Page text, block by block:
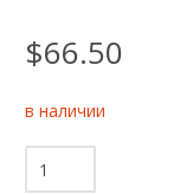
$66.50
в наличии